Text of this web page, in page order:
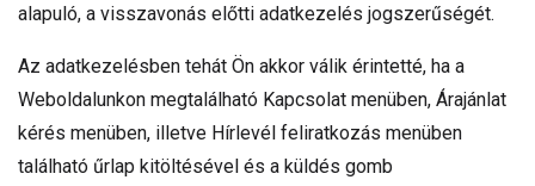
alapuló, a visszavonás előtti adatkezelés jogszerűségét.
Az adatkezelésben tehát Ön akkor válik érintetté, ha a
Weboldalunkon megtalálható Kapcsolat menüben, Árajánlat
kérés menüben, illetve Hírlevél feliratkozás menüben
található űrlap kitöltésével és a küldés gomb